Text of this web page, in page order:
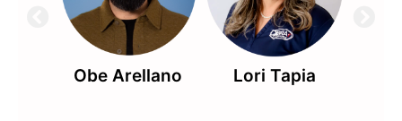
Obe Arellano Lori Tapia